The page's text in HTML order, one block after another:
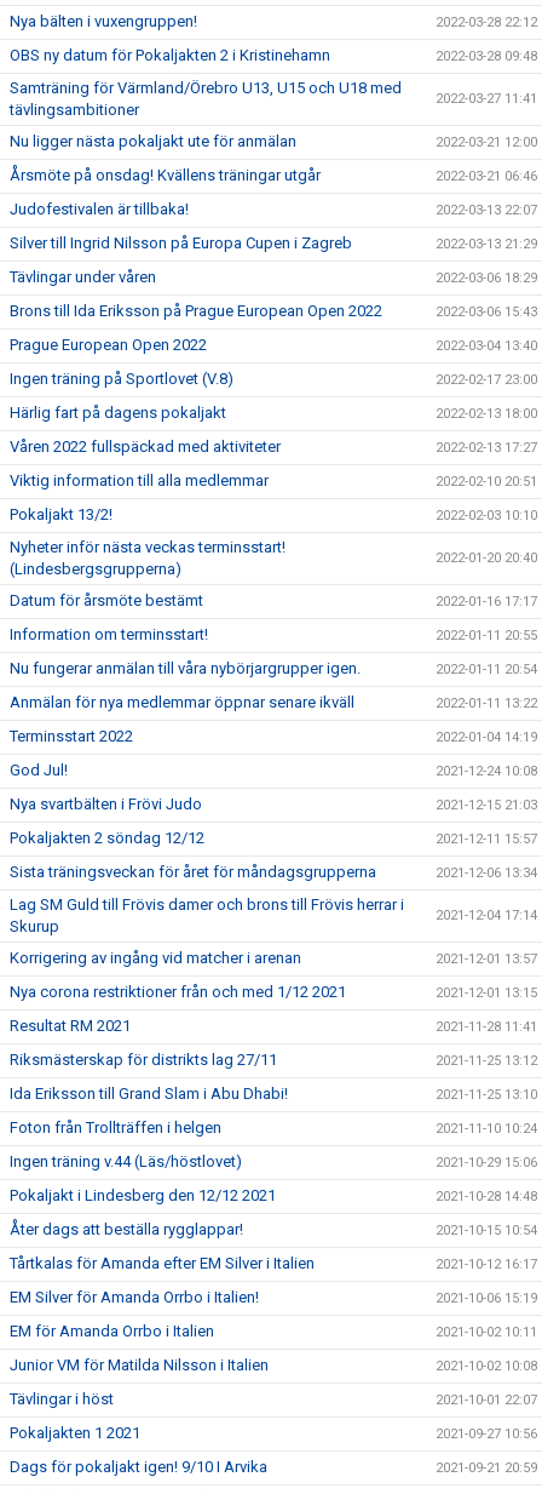
Nya bälten i vuxengruppen! 2022-03-28 22:12
OBS ny datum för Pokaljakten 2 i Kristinehamn 2022-03-28 09:48
Samträning för Värmland/Örebro U13, U15 och U18 med
tävlingsambitioner
2022-03-27 11:41
Nu ligger nästa pokaljakt ute för anmälan 2022-03-21 12:00
Årsmöte på onsdag! Kvällens träningar utgår 2022-03-21 06:46
Judofestivalen är tillbaka! 2022-03-13 22:07
Silver till Ingrid Nilsson på Europa Cupen i Zagreb 2022-03-13 21:29
Tävlingar under våren 2022-03-06 18:29
Brons till Ida Eriksson på Prague European Open 2022 2022-03-06 15:43
Prague European Open 2022 2022-03-04 13:40
Ingen träning på Sportlovet (V.8) 2022-02-17 23:00
Härlig fart på dagens pokaljakt 2022-02-13 18:00
Våren 2022 fullspäckad med aktiviteter 2022-02-13 17:27
Viktig information till alla medlemmar 2022-02-10 20:51
Pokaljakt 13/2! 2022-02-03 10:10
Nyheter inför nästa veckas terminsstart!
(Lindesbergsgrupperna)
2022-01-20 20:40
Datum för årsmöte bestämt 2022-01-16 17:17
Information om terminsstart! 2022-01-11 20:55
Nu fungerar anmälan till våra nybörjargrupper igen. 2022-01-11 20:54
Anmälan för nya medlemmar öppnar senare ikväll 2022-01-11 13:22
Terminsstart 2022 2022-01-04 14:19
God Jul! 2021-12-24 10:08
Nya svartbälten i Frövi Judo 2021-12-15 21:03
Pokaljakten 2 söndag 12/12 2021-12-11 15:57
Sista träningsveckan för året för måndagsgrupperna 2021-12-06 13:34
Lag SM Guld till Frövis damer och brons till Frövis herrar i
Skurup
2021-12-04 17:14
Korrigering av ingång vid matcher i arenan 2021-12-01 13:57
Nya corona restriktioner från och med 1/12 2021 2021-12-01 13:15
Resultat RM 2021 2021-11-28 11:41
Riksmästerskap för distrikts lag 27/11 2021-11-25 13:12
Ida Eriksson till Grand Slam i Abu Dhabi! 2021-11-25 13:10
Foton från Trollträffen i helgen 2021-11-10 10:24
Ingen träning v.44 (Läs/höstlovet) 2021-10-29 15:06
Pokaljakt i Lindesberg den 12/12 2021 2021-10-28 14:48
Åter dags att beställa rygglappar! 2021-10-15 10:54
Tårtkalas för Amanda efter EM Silver i Italien 2021-10-12 16:17
EM Silver för Amanda Orrbo i Italien! 2021-10-06 15:19
EM för Amanda Orrbo i Italien 2021-10-02 10:11
Junior VM för Matilda Nilsson i Italien 2021-10-02 10:08
Tävlingar i höst 2021-10-01 22:07
Pokaljakten 1 2021 2021-09-27 10:56
Dags för pokaljakt igen! 9/10 I Arvika 2021-09-21 20:59